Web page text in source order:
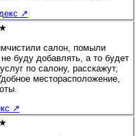
↗
салон, помыли
буду добавлять, а то будет
по салону, расскажут,
месторасположение,
↗